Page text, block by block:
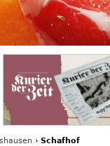
› Schafhof